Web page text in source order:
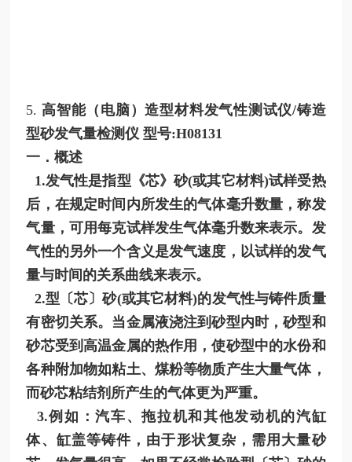
5.高智能（电脑）造型材料发气性测试仪/铸造
型砂发气量检测仪 型号:H08131
一．概述
1.发气性是指型《芯》砂(或其它材料)试样受热
后，在规定时间内所发生的气体毫升数量，称发
气量，可用每克试样发生气体毫升数来表示。发
气性的另外一个含义是发气速度，以试样的发气
量与时间的关系曲线来表示。
2.型〔芯〕砂(或其它材料)的发气性与铸件质量
有密切关系。当金属液浇注到砂型内时，砂型和
砂芯受到高温金属的热作用，使砂型中的水份和
各种附加物如粘土、煤粉等物质产生大量气体，
而砂芯粘结剂所产生的气体更为严重。
3.例如：汽车、拖拉机和其他发动机的汽缸
体、缸盖等铸件，由于形状复杂，需用大量砂